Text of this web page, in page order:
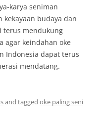
karya seniman
kekayaan budaya dan
terus mendukung
agar keindahan oke
Indonesia dapat terus
mendatang.
and tagged oke paling seni